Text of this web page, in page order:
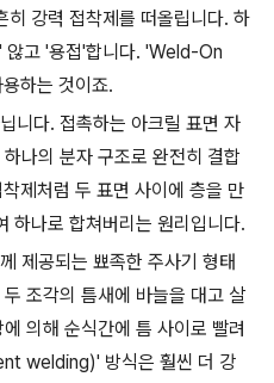
히 강력 접착제를 떠올립니다. 하
않고 '용접'합니다. 'Weld-On
하는 것이죠.
니다. 접촉하는 아크릴 표면 자
나의 분자 구조로 완전히 결합
제처럼 두 표면 사이에 층을 만
하나로 합쳐버리는 원리입니다.
제공되는 뾰족한 주사기 형태
조각의 틈새에 바늘을 대고 살
의해 순식간에 틈 사이로 빨려
welding)' 방식은 훨씬 더 강